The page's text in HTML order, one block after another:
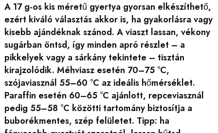
A 17 g-os kis méretű gyertya gyorsan elkészíthető,
ezért kiváló választás akkor is, ha gyakorlásra vagy
kisebb ajándéknak szánod. A viaszt lassan, vékony
sugárban öntsd, így minden apró részlet – a
pikkelyek vagy a sárkány tekintete – tisztán
kirajzolódik. Méhviasz esetén 70–75 °C,
szójaviasznál 55–60 °C az ideális hőmérséklet.
Paraffin esetén 60–65 °C ajánlott, repceviasznál
pedig 55–58 °C közötti tartomány biztosítja a
buborékmentes, szép felületet. Tipp: ha